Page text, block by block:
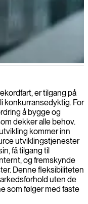
jobber selvstendig
dine og levere
er tilgang på
konkurransedyktig. For
å bygge og
dekker alle behov.
kommer inn
utviklingstjenester
få tilgang til
og fremskynde
Denne fleksibiliteten
uten de
som følger med faste